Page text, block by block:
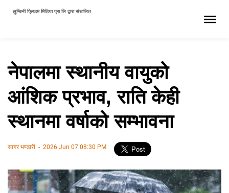
लुम्बिनी फ्रिडम मिडिया प्रा.लि द्वारा संचालित
नेपालमा स्थानीय वायुको
आंशिक प्रभाव, राति केही
स्थानमा वर्षाको सम्भावना
सागर भण्डारी - 2026 Jun 07 08:30 PM